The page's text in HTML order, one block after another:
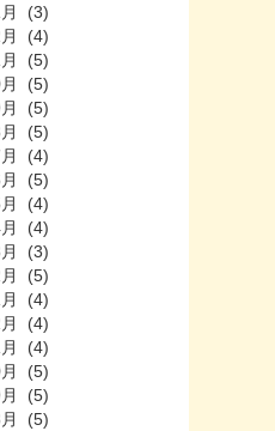
(3)
(4)
(5)
(5)
(5)
(5)
(4)
(5)
(4)
(4)
(3)
(5)
(4)
(4)
(4)
(5)
(5)
(5)